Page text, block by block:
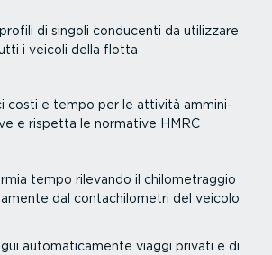
di singoli conducenti da utilizzare
i veicoli della flotta
costi e tempo per le attività ammini­
e rispetta le normative HMRC
tempo rilevando il chilo­me­traggio
dal conta­chi­lo­metri del veicolo
automa­ti­ca­mente viaggi privati e di